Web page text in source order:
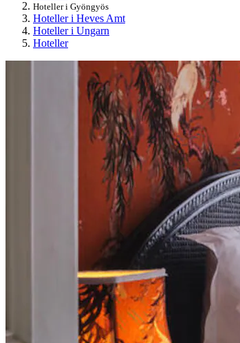
Hoteller i Gyöngyös
Hoteller i Heves Amt
Hoteller i Ungarn
Hoteller